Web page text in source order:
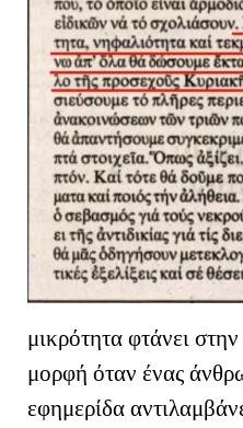
μικρότητα φτάνει
μορφή όταν ένας
εφημερίδα